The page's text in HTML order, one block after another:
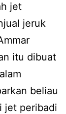
jet
jeruk
itu dibuat
beliau
jet peribadi